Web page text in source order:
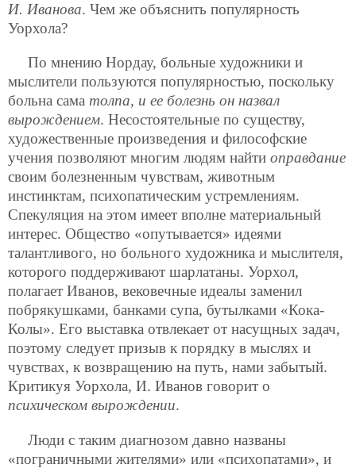
И. Иванова. Чем же объяснить популярность
Уорхола?
По мнению Нордау, больные художники и
мыслители пользуются популярностью, поскольку
больна сама толпа, и ее болезнь он назвал
вырождением. Несостоятельные по существу,
художественные произведения и философские
учения позволяют многим людям найти оправдание
своим болезненным чувствам, животным
инстинктам, психопатическим устремлениям.
Спекуляция на этом имеет вполне материальный
интерес. Общество «опутывается» идеями
талантливого, но больного художника и мыслителя,
которого поддерживают шарлатаны. Уорхол,
полагает Иванов, вековечные идеалы заменил
побрякушками, банками супа, бутылками «Кока-
Колы». Его выставка отвлекает от насущных задач,
поэтому следует призыв к порядку в мыслях и
чувствах, к возвращению на путь, нами забытый.
Критикуя Уорхола, И. Иванов говорит о
психическом вырождении.
Люди с таким диагнозом давно названы
«пограничными жителями» или «психопатами», и